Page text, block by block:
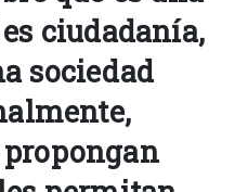
ciudadanía,
sociedad